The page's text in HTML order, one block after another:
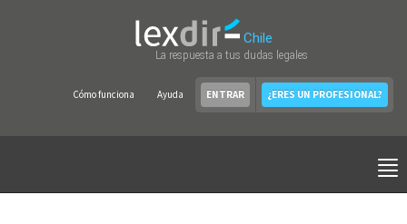
Chile
La respuesta a tus dudas legales
Cómo funciona Ayuda ENTRAR ¿ERES UN PROFESIONAL?